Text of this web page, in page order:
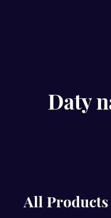
Daty
All Products